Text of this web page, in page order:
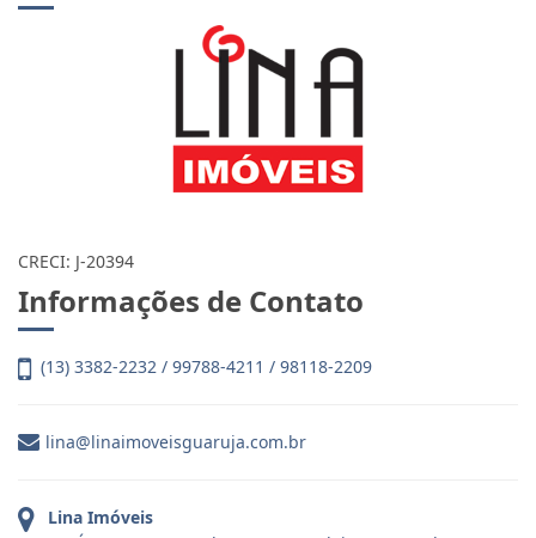
CRECI: J-20394
Informações de Contato
(13) 3382-2232 / 99788-4211 / 98118-2209
lina@linaimoveisguaruja.com.br
Lina Imóveis